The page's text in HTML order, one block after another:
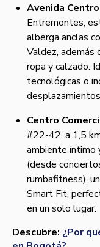
Avenida
Entremontes,
alberga anclas
Valdez, además
ropa y calzado.
tecnológicas o
Centro
#22-42, a 1,5
ambiente íntimo
(desde
rumbafitness),
Smart Fit,
en un solo lugar.
Descubre: ¿Por